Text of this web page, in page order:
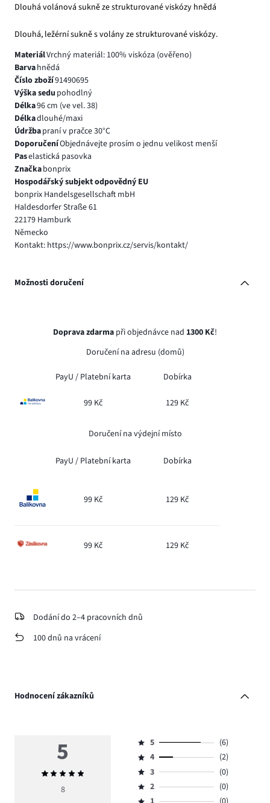
Dlouhá volánová sukně ze strukturované viskózy hnědá
Dlouhá, ležérní sukně s volány ze strukturované viskózy.
MateriálVrchný materiál: 100% viskóza (ověřeno)
Barvahnědá
Číslo zboží91490695
Výška sedu pohodlný
Délka96 cm (ve vel. 38)
Délkadlouhé/maxi
Údržbapraní v pračce 30°C
DoporučeníObjednávejte prosím o jednu velikost menší
Paselastická pasovka
Značkabonprix
Hospodářský subjekt odpovědný EU
bonprix Handelsgesellschaft mbH
Haldesdorfer Straße 61
22179 Hamburk
Německo
Kontakt: https://www.bonprix.cz/servis/kontakt/
Možnosti doručení
Doprava zdarma při objednávce nad 1300 Kč!
Doručení na adresu (domů)
PayU / Platební karta Dobírka
99 Kč 129 Kč
Doručení na výdejní místo
PayU / Platební karta Dobírka
99 Kč 129 Kč
99 Kč 129 Kč
Dodání do 2–4 pracovních dnů
100 dnů na vrácení
Hodnocení zákazníků
5
Průměrné
hodnocení
8
Hodnocení
5,
počet
hlasů
6.
5
(6)
Hodnocení
4,
počet
hlasů
4
(2)
Hodnocení
3,
3
(0)
Hodnocení
2
(0)